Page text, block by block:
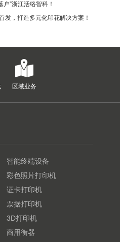
”浙江活络智科！
发，打造多元化印花解决方案！
区域业务
智能终端设备
彩色照片打印机
证卡打印机
票据打印机
3D打印机
商用衡器